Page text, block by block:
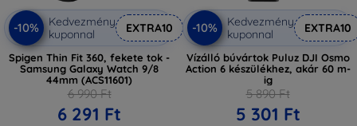
-10%
Kedvezmény
kuponnal
EXTRA10
Spigen Thin Fit 360, fekete tok -
Samsung Galaxy Watch 9/8
44mm (ACS11601)
6 990 Ft
6 291 Ft
-10%
Kedvezmény
kuponnal
EXTRA10
Vízálló búvártok Puluz DJI Osmo
Action 6 készülékhez, akár 60 m-
ig
5 890 Ft
5 301 Ft